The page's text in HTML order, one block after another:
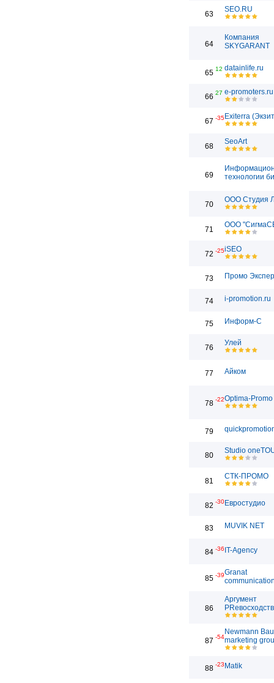
63
SEO.RU
64
Компания
SKYGARANT
65 12 datainlife.ru
66 27 e-promoters.ru
67 -35Exiterra
68
SeoArt
69
технологии
70
ООО Студия
71
ООО
72 -25iSEO
73 Промо
74 i-promotion.ru
75 Информ-С
76
Улей
77 Айком
78 -22Optima-Promo
79
80
Studio
81
СТК-ПРОМО
82 -30Евростудио
83 MUVIK NET
84 -36 IT-Agency
85 -39Granat
86
Аргумент
87 -54
Newmann
marketing
88 -23 Matik